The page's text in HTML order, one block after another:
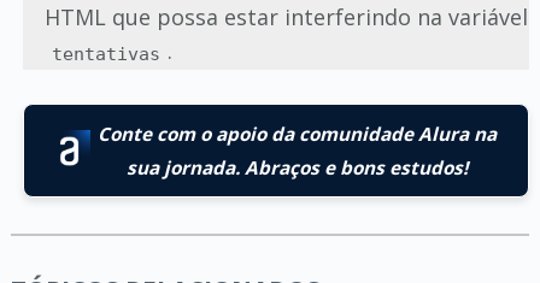
HTML que possa estar interferindo na variável
tentativas .
Conte com o apoio da comunidade Alura na
sua jornada. Abraços e bons estudos!